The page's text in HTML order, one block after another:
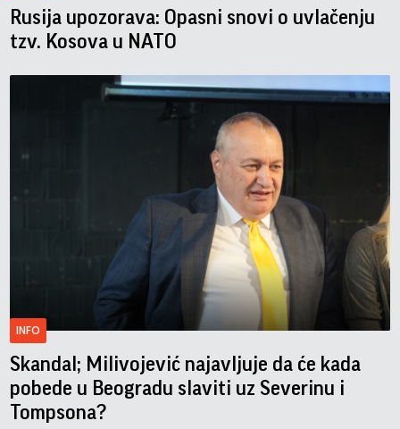
Rusija upozorava: Opasni snovi o uvlačenju
tzv. Kosova u NATO
INFO
Skandal; Milivojević najavljuje da će kada
pobede u Beogradu slaviti uz Severinu i
Tompsona?